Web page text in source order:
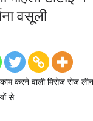
वसूली
करने वाली मिसेज रोज
से